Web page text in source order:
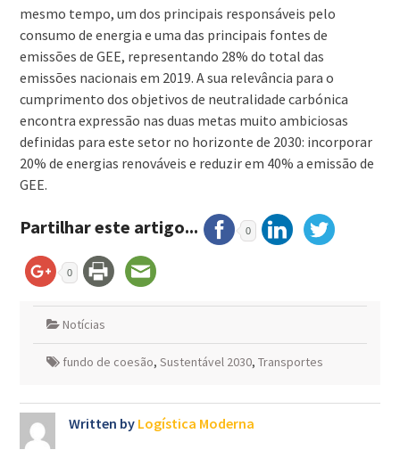
mesmo tempo, um dos principais responsáveis pelo
consumo de energia e uma das principais fontes de
emissões de GEE, representando 28% do total das
emissões nacionais em 2019. A sua relevância para o
cumprimento dos objetivos de neutralidade carbónica
encontra expressão nas duas metas muito ambiciosas
definidas para este setor no horizonte de 2030: incorporar
20% de energias renováveis e reduzir em 40% a emissão de
GEE.
Partilhar este artigo... 0
0
Notícias
fundo de coesão, Sustentável 2030, Transportes
Written by Logística Moderna